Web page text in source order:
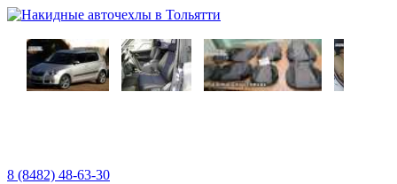
8 (8482) 48-63-30